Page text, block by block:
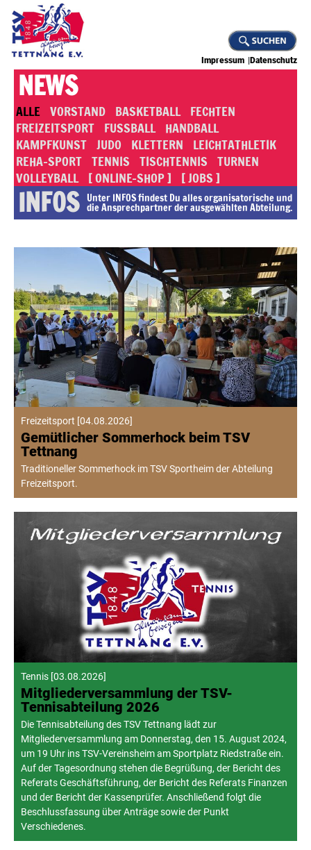
Impressum Datenschutz
NEWS
ALLE VORSTAND BASKETBALL FECHTEN
FREIZEITSPORT FUSSBALL HANDBALL
KAMPFKUNST JUDO KLETTERN
LEICHTATHLETIK
REHA-SPORT TENNIS TISCHTENNIS TURNEN
VOLLEYBALL [ ONLINE-SHOP ] [ JOBS ]
INFOS Unter INFOS findest Du alles or­ga­ni­sa­to­rische und
die An­sprech­part­ner der ausgewählten Abteilung.
Freizeitsport [04.08.2026]
Gemütlicher Sommerhock beim TSV
Tettnang
Traditioneller Sommerhock im TSV Sportheim der Abteilung
Freizeitsport.
Tennis [03.08.2026]
Mitgliederversammlung der TSV-
Tennisabteilung 2026
Die Tennisabteilung des TSV Tettnang lädt zur
Mitgliederversammlung am Donnerstag, den 15. August 2024,
um 19 Uhr ins TSV-Vereinsheim am Sportplatz Riedstraße ein.
Auf der Tagesordnung stehen die Begrüßung, der Bericht des
Referats Geschäftsführung, der Bericht des Referats Finanzen
und der Bericht der Kassenprüfer. Anschließend folgt die
Beschlussfassung über Anträge sowie der Punkt
Verschiedenes.